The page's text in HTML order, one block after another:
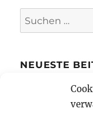
Suchen
nach:
NEUESTE
Die